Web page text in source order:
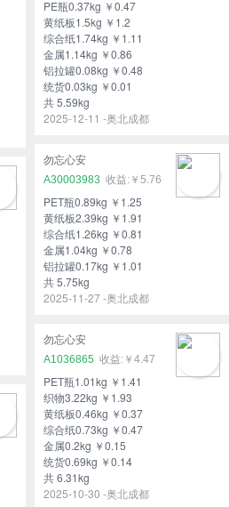
PE瓶0.37kg ￥0.47
黄纸板1.5kg ￥1.2
综合纸1.74kg ￥1.11
金属1.14kg ￥0.86
铝拉罐0.08kg ￥0.48
统货0.03kg ￥0.01
共 5.59kg
2025-12-11 -奥北成都
勿忘心安
A30003983
￥5.76
PET瓶0.89kg ￥1.25
黄纸板2.39kg ￥1.91
综合纸1.26kg ￥0.81
金属1.04kg ￥0.78
铝拉罐0.17kg ￥1.01
共 5.75kg
2025-11-27 -奥北成都
勿忘心安
A1036865
￥4.47
PET瓶1.01kg ￥1.41
织物3.22kg ￥1.93
黄纸板0.46kg ￥0.37
综合纸0.73kg ￥0.47
金属0.2kg ￥0.15
统货0.69kg ￥0.14
共 6.31kg
2025-10-30 -奥北成都